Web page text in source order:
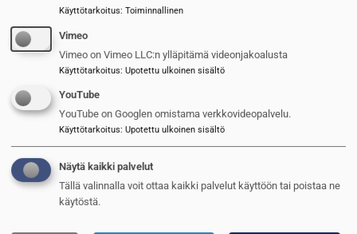
Euroopan historiallinen hetki
10.3.2025 Agilolf Kesselring
Kuva
Käyttötarkoitus: Toiminnallinen
Vimeo
Vimeo on Vimeo LLC:n ylläpitämä videonjakoalusta
Käyttötarkoitus: Upotettu ulkoinen sisältö
YouTube
YouTube on Googlen omistama verkkovideopalvelu.
Käyttötarkoitus: Upotettu ulkoinen sisältö
Näytä kaikki palvelut
Tällä valinnalla voit ottaa kaikki palvelut käyttöön tai poistaa ne
käytöstä.